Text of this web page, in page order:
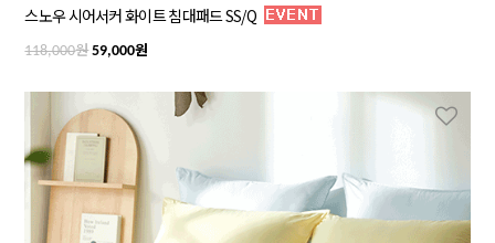
스노우 시어서커 화이트 침대패드 SS/Q
118,000원59,000원